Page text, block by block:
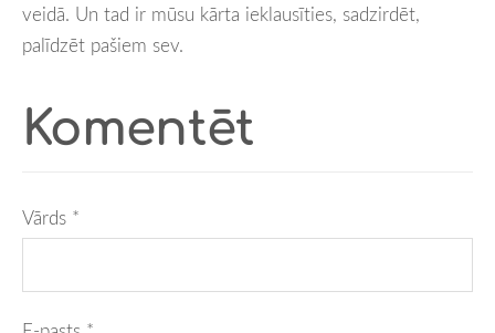
veidā. Un tad ir mūsu kārta ieklausīties, sadzirdēt,
palīdzēt pašiem sev.
Komentēt
Vārds *